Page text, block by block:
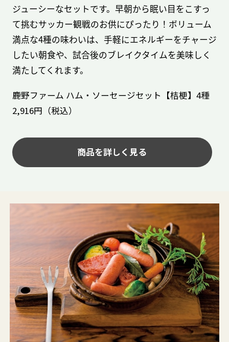
ジューシーなセットです。早朝から眠い目をこすっ
て挑むサッカー観戦のお供にぴったり！ボリューム
満点な4種の味わいは、手軽にエネルギーをチャージ
したい朝食や、試合後のブレイクタイムを美味しく
満たしてくれます。
鹿野ファーム ハム・ソーセージセット【桔梗】4種
2,916円（税込）
商品を詳しく見る